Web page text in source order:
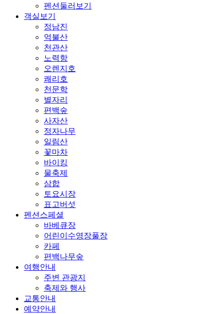
펜션둘러보기
객실보기
정남진
억불산
천관산
노력항
오렌지호
쾌리호
천문학
별자리
편백숲
사자산
정자나무
일림산
꽃마차
바이킹
물축제
삼합
토요시장
표고버섯
펜션스페셜
바베큐장
어린이수영장풀장
카페
편백나무숲
여행안내
주변 관광지
축제와 행사
교통안내
예약안내